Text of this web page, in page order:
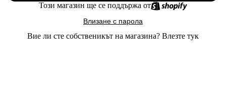
Този магазин ще се поддържа от
Влизане с парола
Вие ли сте собственикът на магазина? Влезте тук